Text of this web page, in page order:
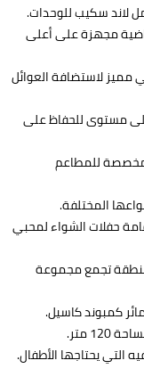
لاند سكيب للوحدات.
مجهزة على أعلى
لاستضافة العوائل
مستوى للحفاظ على
مخصصة للمطاعم
المختلفة.
حفلات الشواء لمحبي
تجمع مجموعة
كمبوند كاسيل.
متر.
التي يحتاجها الأطفال.